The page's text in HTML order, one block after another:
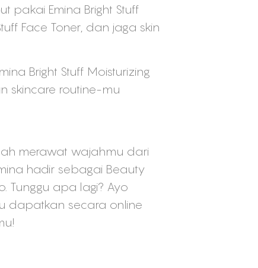
pakai Emina Bright Stuff
Face Toner, dan jaga skin
Bright Stuff Moisturizing
skincare routine-mu
merawat wajahmu dari
hadir sebagai Beauty
Tunggu apa lagi? Ayo
dapatkan secara online